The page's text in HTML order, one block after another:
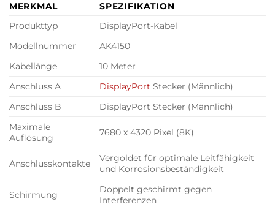
MERKMAL
SPEZIFIKATION
Produkttyp
DisplayPort-Kabel
Modellnummer
AK4150
Kabellänge
10 Meter
Anschluss A
DisplayPort Stecker (Männlich)
Anschluss B
DisplayPort Stecker (Männlich)
Maximale
Auflösung
7680 x 4320 Pixel (8K)
Anschlusskontakte
Vergoldet für optimale Leitfähigkeit
und Korrosionsbeständigkeit
Schirmung
Doppelt geschirmt gegen
Interferenzen